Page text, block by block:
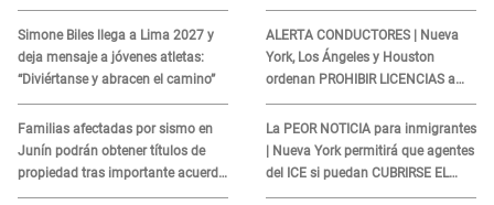
Simone Biles llega a Lima 2027 y
deja mensaje a jóvenes atletas:
“Diviértanse y abracen el camino”
Familias afectadas por sismo en
Junín podrán obtener títulos de
propiedad tras importante acuerdo
de Cofopri
ALERTA CONDUCTORES | Nueva
York, Los Ángeles y Houston
ordenan PROHIBIR LICENCIAS a
quienes no presenten ESTE
DOCUMENTO
La PEOR NOTICIA para inmigrantes
| Nueva York permitirá que agentes
del ICE si puedan CUBRIRSE EL
ROSTRO